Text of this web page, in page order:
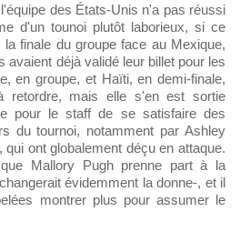
des États-Unis n'a pas réussi
d'un tounoi plutôt laborieux, si ce
finale du groupe face au Mexique,
avaient déjà validé leur billet pour les
en groupe, et Haïti, en demi-finale,
retordre, mais elle s'en est sortie
pour le staff de se satisfaire des
du tournoi, notamment par Ashley
ont globalement déçu en attaque.
Mallory Pugh prenne part à la
évidemment la donne-, et il
montrer plus pour assumer le